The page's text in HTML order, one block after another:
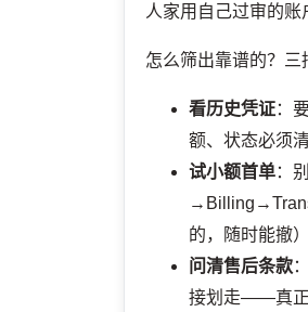
人家用自己过审的账
怎么筛出靠谱的？三
看历史凭证：
额、状态必须清
试小额首单：
的，随时能撤）
问清售后条款
接划走——真正